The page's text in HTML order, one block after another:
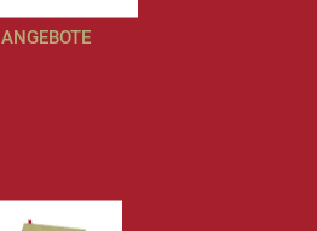
ANGEBOTE